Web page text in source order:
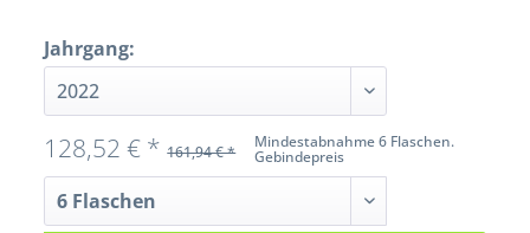
Jahrgang:
Mindestabnahme 6 Flaschen.
Gebindepreis
128,52 € * 161,94 € *